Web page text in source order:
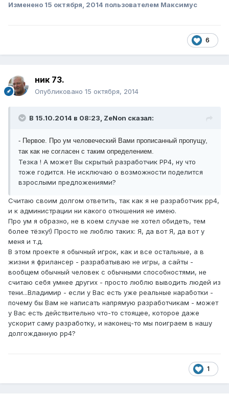
Изменено 15 октября, 2014 пользователем Максимус
6
ник 73.
Опубликовано 15 октября, 2014
В 15.10.2014 в 08:23, ZeNon сказал:
- Первое. Про ум человеческий Вами прописанный пропущу,
так как не согласен с таким определением.
Тезка ! А может Вы скрытый разработчик РР4, ну что
тоже годится. Не исключаю о возможности поделится
взрослыми предложениями?
Считаю своим долгом ответить, так как я не разработчик рр4,
и к администрации ни какого отношения не имею.
Про ум я образно, не в коем случае не хотел обидеть, тем
более тёзку!) Просто не люблю таких: Я, да вот Я, да вот у
меня и т.д.
В этом проекте я обычный игрок, как и все остальные, а в
жизни я фрилансер - разрабатываю не игры, а сайты -
вообщем обычный человек с обычными способностями, не
считаю себя умнее других - просто люблю выводить людей из
тени...Владимир - если у Вас есть уже реальные наработки -
почему бы Вам не написать напрямую разработчикам - может
у Вас есть действительно что-то стоящее, которое даже
ускорит саму разработку, и наконец-то мы поиграем в нашу
долгожданную рр4?
1